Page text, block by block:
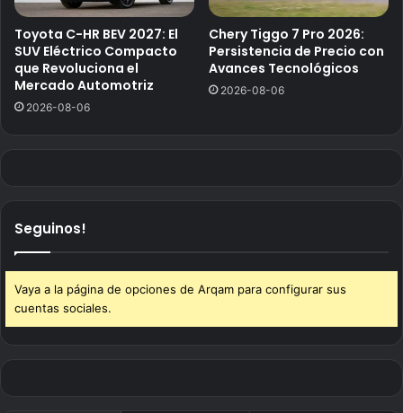
Toyota C-HR BEV 2027: El
SUV Eléctrico Compacto
que Revoluciona el
Mercado Automotriz
2026-08-06
Chery Tiggo 7 Pro 2026:
Persistencia de Precio con
Avances Tecnológicos
2026-08-06
Seguinos!
Vaya a la página de opciones de Arqam para configurar sus
cuentas sociales.